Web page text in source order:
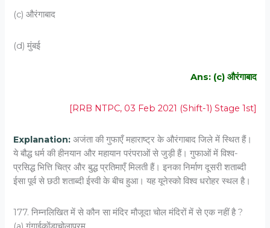
(c) औरंगाबाद
(d) मुंबई
Ans: (c) औरंगाबाद
[RRB NTPC, 03 Feb 2021 (Shift-1) Stage 1st]
Explanation:अजंता की गुफाएँ महाराष्ट्र के औरंगाबाद जिले में स्थित हैं।
ये बौद्ध धर्म की हीनयान और महायान परंपराओं से जुड़ी हैं। गुफाओं में विश्व-
प्रसिद्ध भित्ति चित्र और बुद्ध प्रतिमाएँ मिलती हैं। इनका निर्माण दूसरी शताब्दी
ईसा पूर्व से छठी शताब्दी ईस्वी के बीच हुआ। यह यूनेस्को विश्व धरोहर स्थल है।
177. निम्नलिखित में से कौन सा मंदिर मौजूदा चोल मंदिरों में से एक नहीं है ?